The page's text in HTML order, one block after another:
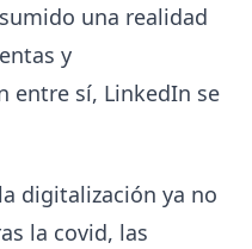
una realidad
y
entre sí, LinkedIn se
digitalización ya no
la covid, las